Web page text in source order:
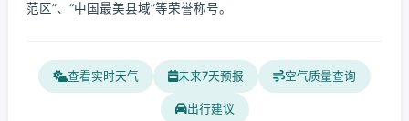
范区”、“中国最美县域”等荣誉称号。
查看实时天气 未来7天预报 空气质量查询
出行建议